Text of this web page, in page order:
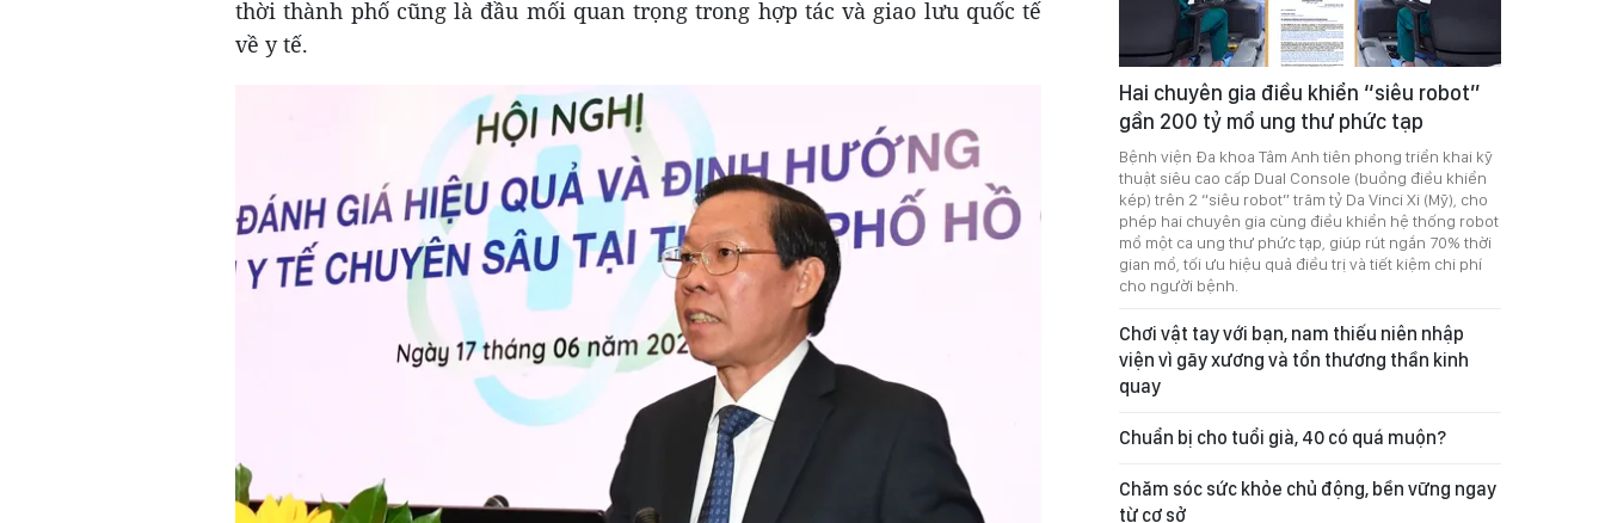
thời thành phố cũng là đầu mối quan trọng trong hợp tác và giao lưu quốc tế
về y tế.
Hai chuyên gia điều khiển “siêu robot”
gần 200 tỷ mổ ung thư phức tạp
Bệnh viện Đa khoa Tâm Anh tiên phong triển khai kỹ
thuật siêu cao cấp Dual Console (buồng điều khiển
kép) trên 2 “siêu robot” trăm tỷ Da Vinci Xi (Mỹ), cho
phép hai chuyên gia cùng điều khiển hệ thống robot
mổ một ca ung thư phức tạp, giúp rút ngắn 70% thời
gian mổ, tối ưu hiệu quả điều trị và tiết kiệm chi phí
cho người bệnh.
Chơi vật tay với bạn, nam thiếu niên nhập
viện vì gãy xương và tổn thương thần kinh
quay
Chuẩn bị cho tuổi già, 40 có quá muộn?
Chăm sóc sức khỏe chủ động, bền vững ngay
từ cơ sở